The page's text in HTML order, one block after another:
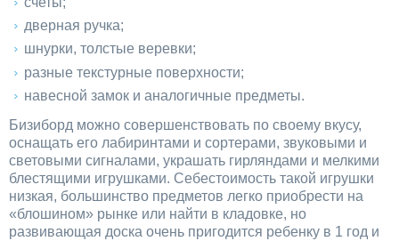
дверная ручка;
шнурки, толстые веревки;
разные текстурные поверхности;
навесной замок и аналогичные предметы.
Бизиборд можно совершенствовать по своему вкусу,
оснащать его лабиринтами и сортерами, звуковыми и
световыми сигналами, украшать гирляндами и мелкими
блестящими игрушками. Себестоимость такой игрушки
низкая, большинство предметов легко приобрести на
«блошином» рынке или найти в кладовке, но
развивающая доска очень пригодится ребенку в 1 год и